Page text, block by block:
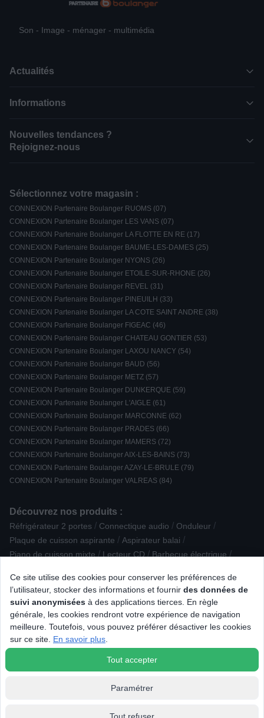
Ce site utilise des cookies pour conserver les préférences de
l’utilisateur, stocker des informations et fournir des données de
suivi anonymisées à des applications tierces. En règle
générale, les cookies rendront votre expérience de navigation
meilleure. Toutefois, vous pouvez préférer désactiver les cookies
sur ce site. En savoir plus
Tout accepter
Paramétrer
Son - Image - ménager - multimédia
Actualités
Informations
Nouvelles tendances ?
Rejoignez-nous
Sélectionnez votre magasin :
CONNEXION Partenaire Boulanger RUOMS (07)
CONNEXION Partenaire Boulanger LES VANS (07)
CONNEXION Partenaire Boulanger LA FLOTTE EN RE (17)
CONNEXION Partenaire Boulanger BAUME-LES-DAMES (25)
CONNEXION Partenaire Boulanger NYONS (26)
CONNEXION Partenaire Boulanger ETOILE-SUR-RHONE (26)
CONNEXION Partenaire Boulanger REVEL (31)
CONNEXION Partenaire Boulanger PINEUILH (33)
CONNEXION Partenaire Boulanger LA COTE SAINT ANDRE (38)
CONNEXION Partenaire Boulanger FIGEAC (46)
CONNEXION Partenaire Boulanger CHATEAU GONTIER (53)
CONNEXION Partenaire Boulanger LAXOU NANCY (54)
CONNEXION Partenaire Boulanger BAUD (56)
CONNEXION Partenaire Boulanger METZ (57)
CONNEXION Partenaire Boulanger DUNKERQUE (59)
CONNEXION Partenaire Boulanger L'AIGLE (61)
CONNEXION Partenaire Boulanger MARCONNE (62)
CONNEXION Partenaire Boulanger PRADES (66)
CONNEXION Partenaire Boulanger MAMERS (72)
CONNEXION Partenaire Boulanger AIX-LES-BAINS (73)
CONNEXION Partenaire Boulanger AZAY-LE-BRULE (79)
CONNEXION Partenaire Boulanger VALREAS (84)
Découvrez nos produits :
Réfrigérateur 2 portes / Connectique audio / Onduleur /
Plaque de cuisson aspirante / Aspirateur balai /
Piano de cuisson mixte / Lecteur CD / Barbecue électrique /
Multiprise parafoudre / Graveur externe / Table à repasser /
Consommable culinaire
Loisirs éducatifs Rasoir électrique Mijoteur / multicuiseur
Tondeuse barbe, nez et oreilles / Radio portable / Platine vinyle /
Accessoire Soin du linge /
© 2026 Tous droits réservés Connexion.fr